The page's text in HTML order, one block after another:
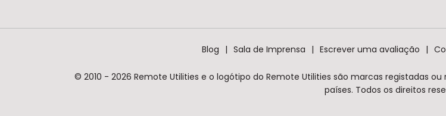
Blog Sala de Imprensa Escrever uma avaliação
© 2010 - 2026 Remote Utilities e o logótipo do Remote Utilities são marcas registadas
países. Todos os direitos